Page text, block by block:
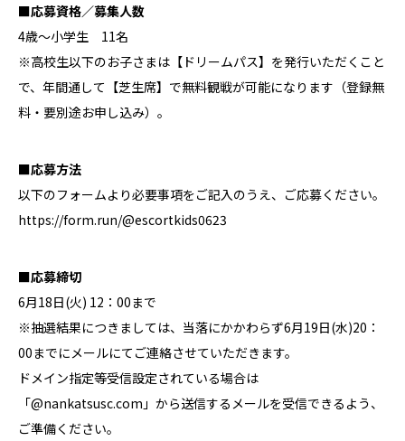
■応募資格／募集人数
4歳～小学生 11名
※高校生以下のお子さまは【 ドリームパス】を発行いただくこと
で、年間通して【芝生席】で無料観戦が可能になります（登録無
料・要別途お申し込み）。
■応募方法
以下のフォームより必要事項をご記入のうえ、ご応募ください。
https://form.run/@escortkids0623
■応募締切
6月18日(火) 12：00まで
※抽選結果につきましては、当落にかかわらず6月19日(水)20：
00までにメールにてご連絡させていただきます。
ドメイン指定等受信設定されている場合は
「@nankatsusc.com」から送信するメールを受信できるよう、
ご準備ください。